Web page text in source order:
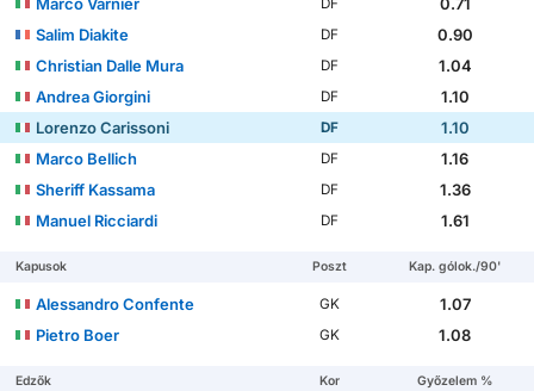
DF
Salim Diakite
DF
0.90
Christian Dalle Mura
DF
1.04
Andrea Giorgini
DF
1.10
Lorenzo Carissoni
DF
1.10
Marco Bellich
DF
1.16
Sheriff Kassama
DF
1.36
Manuel Ricciardi
DF 1.61
Kapusok Poszt Kap. gólok./90'
Alessandro Confente GK
1.07
Pietro Boer
GK 1.08
Edzők Kor Győzelem %